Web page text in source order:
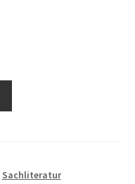
Sachliteratur